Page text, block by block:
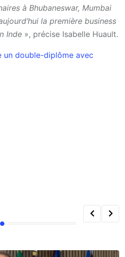
à Bhubaneswar, Mumbai
la première business
Inde », précise Isabelle Huault.
un double-diplôme avec